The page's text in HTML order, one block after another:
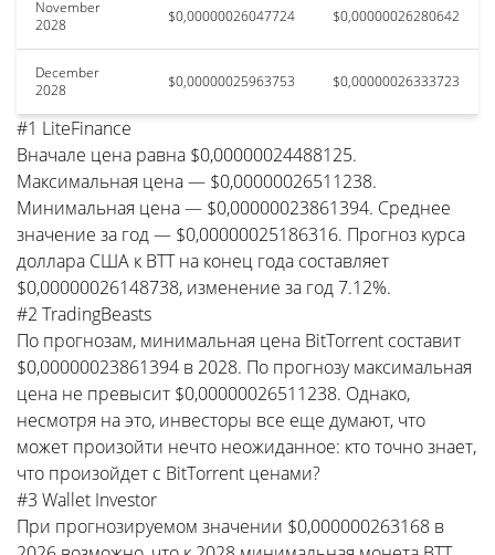
November
2028
$0,00000026047724 $0,00000026280642
December
2028
$0,00000025963753 $0,00000026333723
#1 LiteFinance
Вначале цена равна $0,00000024488125.
Максимальная цена — $0,00000026511238.
Минимальная цена — $0,00000023861394. Среднее
значение за год — $0,00000025186316. Прогноз курса
доллара США к BTT на конец года составляет
$0,00000026148738, изменение за год 7.12%.
#2 TradingBeasts
По прогнозам, минимальная цена BitTorrent составит
$0,00000023861394 в 2028. По прогнозу максимальная
цена не превысит $0,00000026511238. Однако,
несмотря на это, инвесторы все еще думают, что
может произойти нечто неожиданное: кто точно знает,
что произойдет с BitTorrent ценами?
#3 Wallet Investor
При прогнозируемом значении $0,000000263168 в